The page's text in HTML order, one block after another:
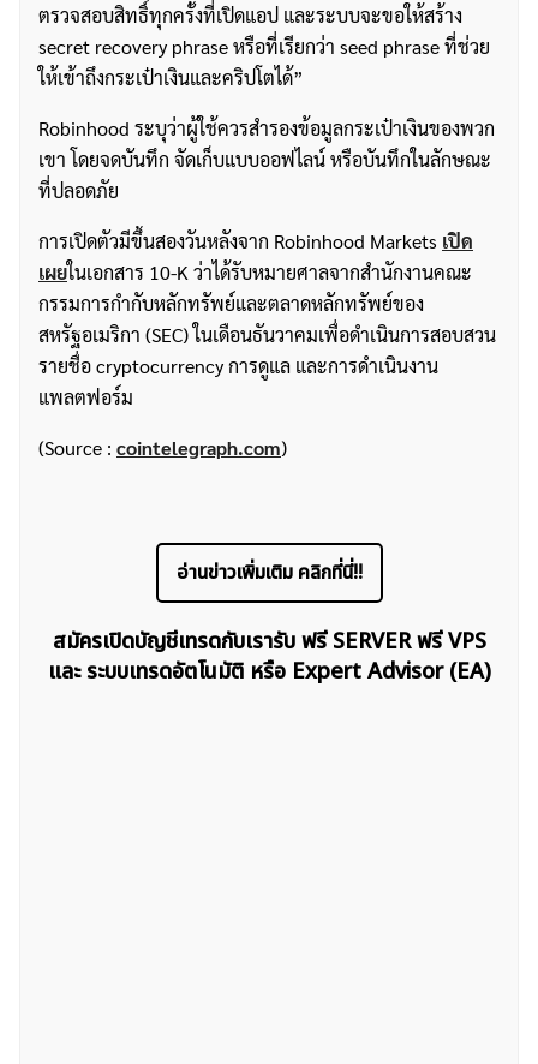
ค้นหา
สำหรับ:
ตรวจสอบสิทธิ์ทุกครั้งที่เปิดแอป และระบบจะขอให้สร้าง
secret recovery phrase หรือที่เรียกว่า seed phrase ที่ช่วย
ให้เข้าถึงกระเป๋าเงินและคริปโตได้”
Robinhood ระบุว่าผู้ใช้ควรสำรองข้อมูลกระเป๋าเงินของพวก
เขา โดยจดบันทึก จัดเก็บแบบออฟไลน์ หรือบันทึกในลักษณะ
ที่ปลอดภัย
การเปิดตัวมีขึ้นสองวันหลังจาก Robinhood Markets เปิด
เผยในเอกสาร 10-K ว่าได้รับหมายศาลจากสำนักงานคณะ
กรรมการกำกับหลักทรัพย์และตลาดหลักทรัพย์ของ
สหรัฐอเมริกา (SEC) ในเดือนธันวาคมเพื่อดำเนินการสอบสวน
รายชื่อ cryptocurrency การดูแล และการดำเนินงาน
แพลตฟอร์ม
(Source : cointelegraph.com)
อ่านข่าวเพิ่มเติม คลิกที่นี่!!
สมัครเปิดบัญชีเทรดกับเรารับ ฟรี SERVER ฟรี VPS
และ ระบบเทรดอัตโนมัติ หรือ Expert Advisor (EA)